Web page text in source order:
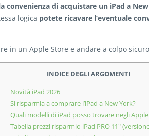
di acquistare un iPad a
logica potete ricavare l’eventuale
in un Apple Store e andare a colpo
INDICE DEGLI ARGOMENTI
Novità iPad 2026
Si risparmia a comprare l’iPad a New York?
Quali modelli di iPad posso trovare negli
Tabella prezzi risparmio iPad PRO 11″